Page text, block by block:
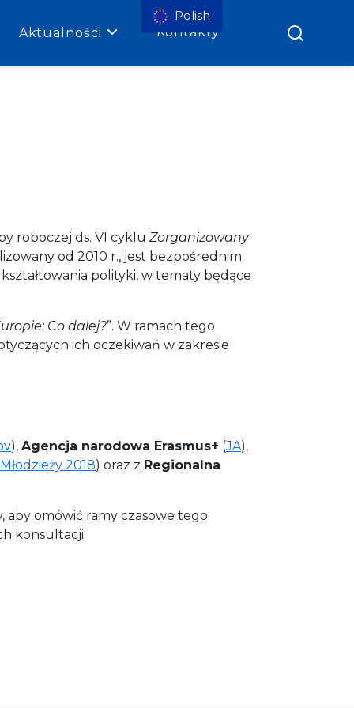
Aktualności Kontakty
roboczej ds. VI cyklu Zorganizowany
od 2010 r., jest bezpośrednim
polityki, w tematy będące
Co dalej?”. W ramach tego
ich oczekiwań w zakresie
), Agencja narodowa Erasmus+ (JA),
2018) oraz z Regionalna
aby omówić ramy czasowe tego
konsultacji.
Polish